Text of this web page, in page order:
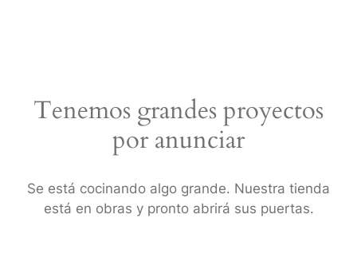
Tenemos grandes proyectos
por anunciar
Se está cocinando algo grande. Nuestra tienda
está en obras y pronto abrirá sus puertas.